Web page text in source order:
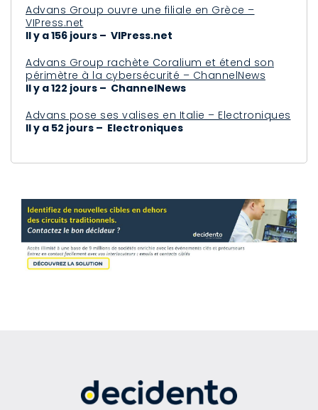
Advans Group ouvre une filiale en Grèce –
VIPress.net
Il y a 156 jours – VIPress.net
Advans Group rachète Coralium et étend son
périmètre à la cybersécurité – ChannelNews
Il y a 122 jours – ChannelNews
Advans pose ses valises en Italie – Electroniques
Il y a 52 jours – Electroniques